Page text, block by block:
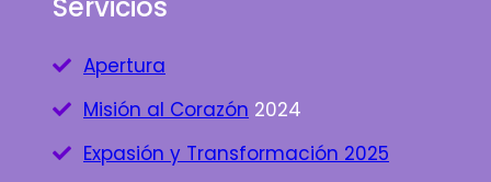
Apertura
Misión al Corazón 2024
Expasión y Transformación 2025